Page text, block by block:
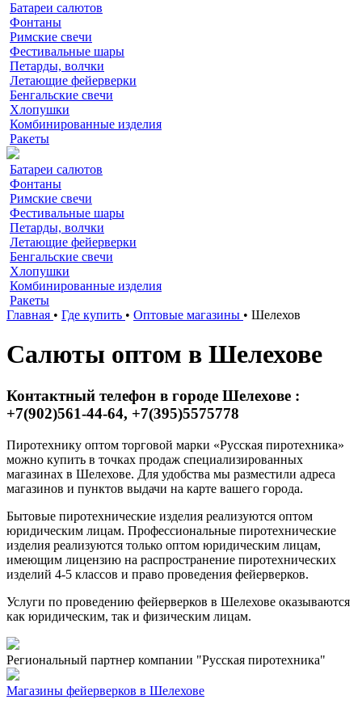
Батареи салютов
Фонтаны
Римские свечи
Фестивальные шары
Петарды, волчки
Летающие фейерверки
Бенгальские свечи
Хлопушки
Комбинированные изделия
Ракеты
Батареи салютов
Фонтаны
Римские свечи
Фестивальные шары
Петарды, волчки
Летающие фейерверки
Бенгальские свечи
Хлопушки
Комбинированные изделия
Ракеты
Главная • Где купить • Оптовые магазины • Шелехов
Салюты оптом в Шелехове
Контактный телефон в городе Шелехове :
+7(902)561-44-64, +7(395)5575778
Пиротехнику оптом торговой марки «Русская пиротехника»
можно купить в точках продаж специализированных
магазинах в Шелехове. Для удобства мы разместили адреса
магазинов и пунктов выдачи на карте вашего города.
Бытовые пиротехнические изделия реализуются оптом
юридическим лицам. Профессиональные пиротехнические
изделия реализуются только оптом юридическим лицам,
имеющим лицензию на распространение пиротехнических
изделий 4-5 классов и право проведения фейерверков.
Услуги по проведению фейерверков в Шелехове оказываются
как юридическим, так и физическим лицам.
Региональный партнер компании "Русская пиротехника"
Магазины фейерверков в Шелехове